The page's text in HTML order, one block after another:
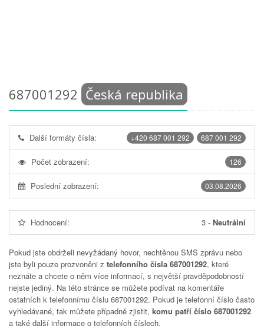
687001292 Česká republika
687 001 292
+420 687 001 292
Další formáty čísla:
126
Počet zobrazení:
03.08.2026
Poslední zobrazení:
Hodnocení: 3 - Neutrální
Pokud jste obdrželi nevyžádaný hovor, nechtěnou SMS zprávu nebo
jste byli pouze prozvoněni z telefonního čísla 687001292, které
neznáte a chcete o něm více informací, s největší pravděpodobností
nejste jediný. Na této stránce se můžete podívat na komentáře
ostatních k telefonnímu číslu 687001292. Pokud je telefonní číslo často
vyhledávané, tak můžete případně zjistit, komu patří číslo 687001292
a také další informace o telefonních číslech.